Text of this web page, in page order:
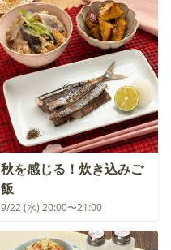
秋を感じる！炊き込みご
飯
9/22 (水) 20:00〜21:00